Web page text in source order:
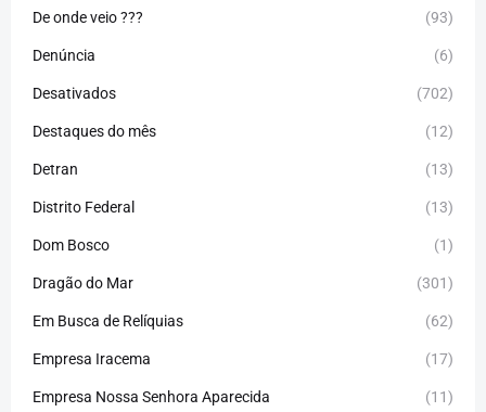
De onde veio ??? (93)
Denúncia (6)
Desativados (702)
Destaques do mês (12)
Detran (13)
Distrito Federal (13)
Dom Bosco (1)
Dragão do Mar (301)
Em Busca de Relíquias (62)
Empresa Iracema (17)
Empresa Nossa Senhora Aparecida (11)